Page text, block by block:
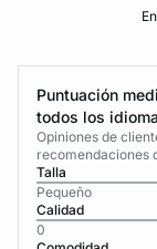
Puntuación
todos los
Opiniones de
recomendaciones
Talla
Pequeño
Calidad
0